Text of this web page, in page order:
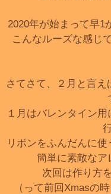
2020年が始まって早1
こんなルーズな感じ
さてさて、２月と言え
１月はバレンタイン
リボンをふんだんに使
簡単に素敵なア
次回は作り方
（って前回Xmasの